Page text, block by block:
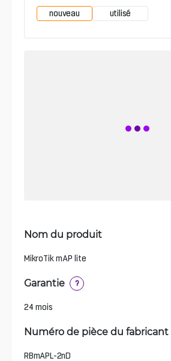
nouveau utilisé
Nom du produit
MikroTik mAP lite
Garantie ?
24 mois
Numéro de pièce du fabricant
RBmAPL-2nD